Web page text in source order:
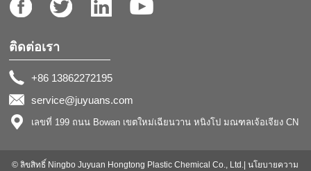
ติดต่อเรา
+86 13862272195
service@juyuans.com
เลขที่ 199 ถนน Bowan เขตใหม่เฉียนวาน หนิงโป มณฑลเจ้อเจียง CN
© ลิขสิทธิ์ Ningbo Juyuan Hongtong Plastic Chemical Co., Ltd.|นโยบายความ